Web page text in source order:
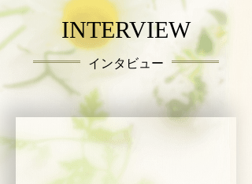
INTERVIEW
インタビュー